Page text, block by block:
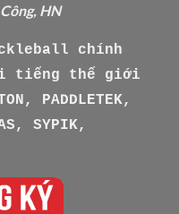
HN
chính
tiếng thế giới
PADDLETEK,
SYPIK,